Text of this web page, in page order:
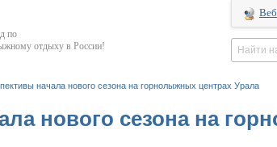
по
отдыху в России!
начала нового сезона на горнолыжных центрах Урала
нового сезона на